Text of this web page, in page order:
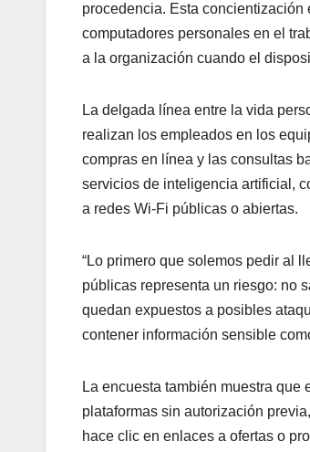
procedencia. Esta concientización
computadores personales en el
a la organización cuando el
La delgada línea entre la vida
realizan los empleados en los
compras en línea y las consultas
servicios de inteligencia artificial,
a redes Wi-Fi públicas o abiertas.
“Lo primero que solemos pedir al
públicas representa un riesgo: no
quedan expuestos a posibles
contener información sensible
La encuesta también muestra
plataformas sin autorización
hace clic en enlaces a ofertas o